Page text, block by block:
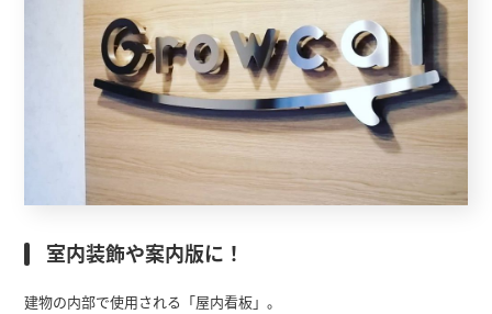
室内装飾や案内版に！
建物の内部で使用される「屋内看板」。